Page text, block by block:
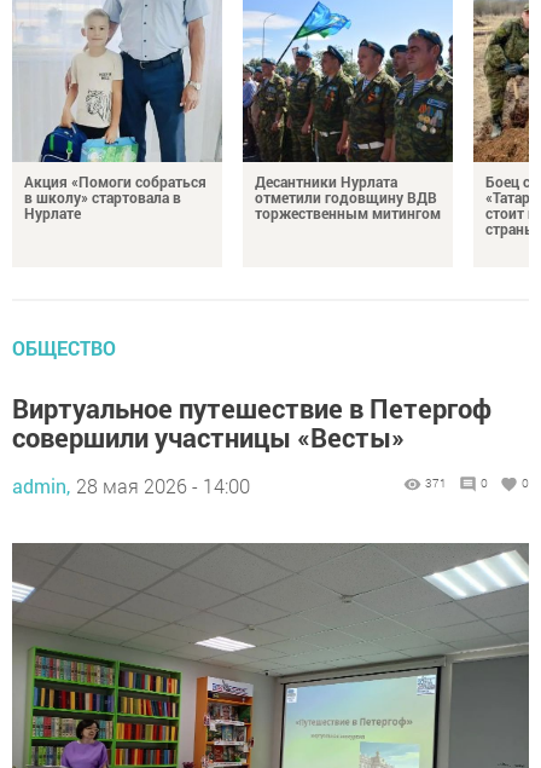
Акция «Помоги собраться
в школу» стартовала в
Нурлате
Десантники Нурлата
отметили годовщину ВДВ
торжественным митингом
Боец с
стоит
страны
ОБЩЕСТВО
Виртуальное путешествие в Петергоф
совершили участницы «Весты»
admin, 28 мая 2026 - 14:00 371 0 0